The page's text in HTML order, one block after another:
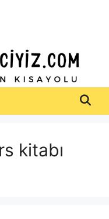
kitabı